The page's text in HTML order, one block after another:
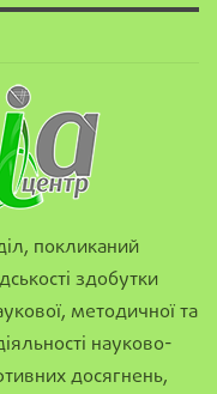
покликаний
здобутки
методичної та
науково-
досягнень,